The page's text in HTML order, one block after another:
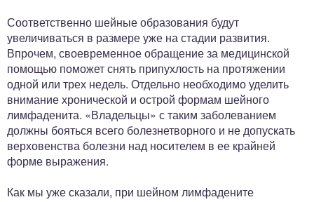
Соответственно шейные образования будут
увеличиваться в размере уже на стадии развития.
Впрочем, своевременное обращение за медицинской
помощью поможет снять припухлость на протяжении
одной или трех недель. Отдельно необходимо уделить
внимание хронической и острой формам шейного
лимфаденита. «Владельцы» с таким заболеванием
должны бояться всего болезнетворного и не допускать
верховенства болезни над носителем в ее крайней
форме выражения.
Как мы уже сказали, при шейном лимфадените